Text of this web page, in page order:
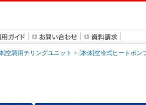
]空調用チリングユニット [本体]空冷式ヒートポン